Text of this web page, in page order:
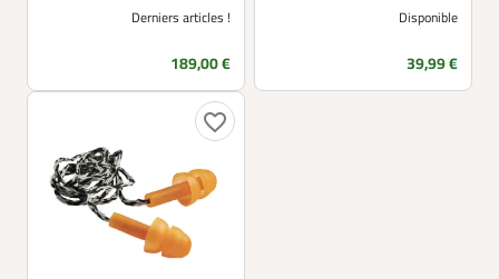
Derniers articles !
Prix
189,00 €
Disponible
Prix
39,99 €
favorite_border